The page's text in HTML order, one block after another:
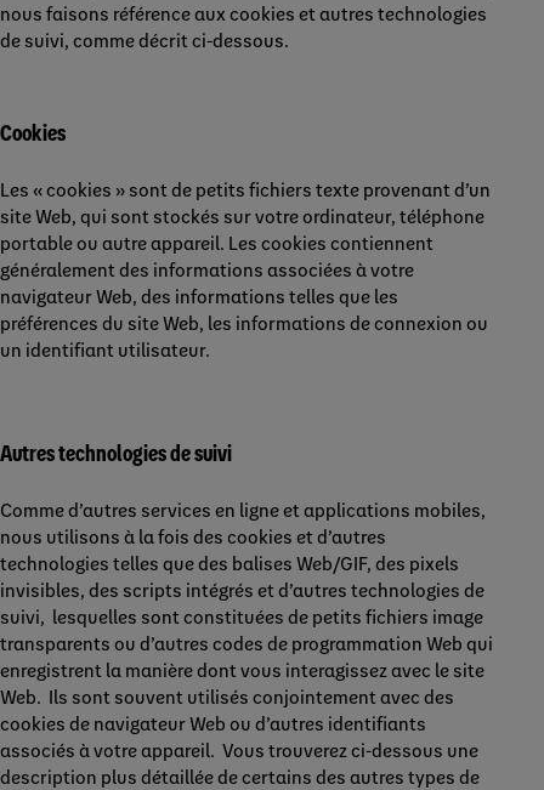
nous faisons référence aux cookies et autres technologies
de suivi, comme décrit ci-dessous.
Cookies
Les « cookies » sont de petits fichiers texte provenant d’un
site Web, qui sont stockés sur votre ordinateur, téléphone
portable ou autre appareil. Les cookies contiennent
généralement des informations associées à votre
navigateur Web, des informations telles que les
préférences du site Web, les informations de connexion ou
un identifiant utilisateur.
Autres technologies de suivi
Comme d’autres services en ligne et applications mobiles,
nous utilisons à la fois des cookies et d’autres
technologies telles que des balises Web/GIF, des pixels
invisibles, des scripts intégrés et d’autres technologies de
suivi, lesquelles sont constituées de petits fichiers image
transparents ou d’autres codes de programmation Web qui
enregistrent la manière dont vous interagissez avec le site
Web. Ils sont souvent utilisés conjointement avec des
cookies de navigateur Web ou d’autres identifiants
associés à votre appareil. Vous trouverez ci-dessous une
description plus détaillée de certains des autres types de